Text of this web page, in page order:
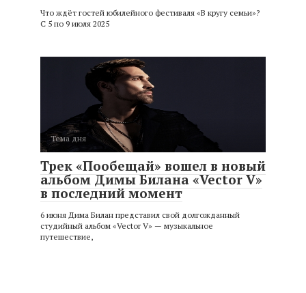
Что ждёт гостей юбилейного фестиваля «В кругу семьи»?
С 5 по 9 июля 2025
Тема дня
Трек «Пообещай» вошел в новый
альбом Димы Билана «Vector V»
в последний момент
6 июня Дима Билан представил свой долгожданный
студийный альбом «Vector V» — музыкальное
путешествие,